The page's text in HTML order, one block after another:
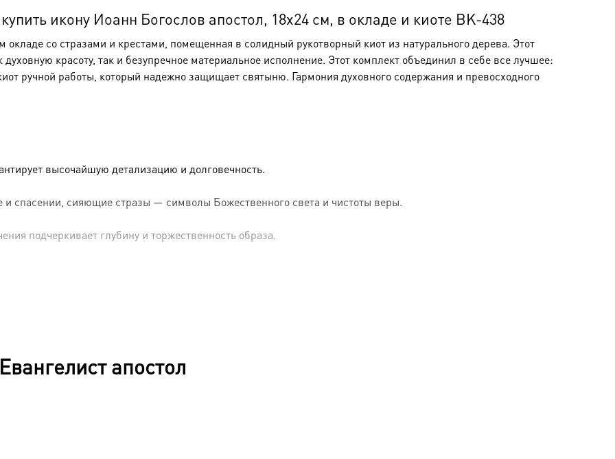
икону Иоанн Богослов апостол, 18х24 см, в окладе и киоте BK-438
со стразами и крестами, помещенная в солидный рукотворный киот из натурального дерева. Этот
красоту, так и безупречное материальное исполнение. Этот комплект объединил в себе все лучшее:
ручной работы, который надежно защищает святыню. Гармония духовного содержания и превосходного
высочайшую детализацию и долговечность.
спасении, сияющие стразы — символы Божественного света и чистоты веры.
подчеркивает глубину и торжественность образа.
из массива дерева, что подчеркивает его эксклюзивность и ценность.
легко открыть киот для доступа к иконе.
апостол